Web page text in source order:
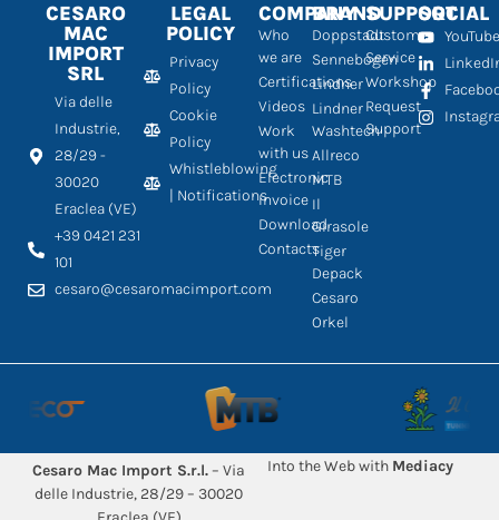
CESARO
MAC
IMPORT
SRL
Via delle
Industrie,
28/29 -
30020
Eraclea (VE)
+39 0421 231
101
cesaro@cesaromacimport.com
LEGAL
POLICY
Privacy
Policy
Cookie
Policy
Whistleblowing
| Notifications
COMPANY
Who
we are
Certifications
Videos
Work
with us
Electronic
Invoice
Download
Contacts
BRAND
Doppstadt
Sennebogen
Lindner
Lindner
Washtech
Allreco
MTB
Il
Girasole
Tiger
Depack
Cesaro
Orkel
SUPPORT
Customer
Service
Workshop
Request
Support
SOCIAL
Cesaro Mac Import S.r.l. – Via
delle Industrie, 28/29 – 30020
Into the Web with Mediacy